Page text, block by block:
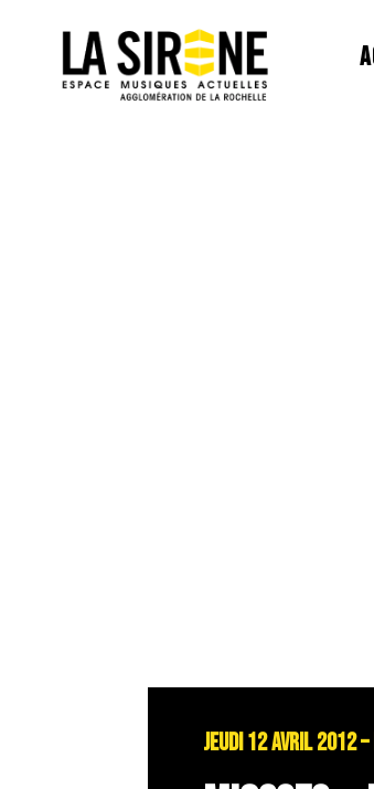
JEUDI 12 AVRIL 2012 –